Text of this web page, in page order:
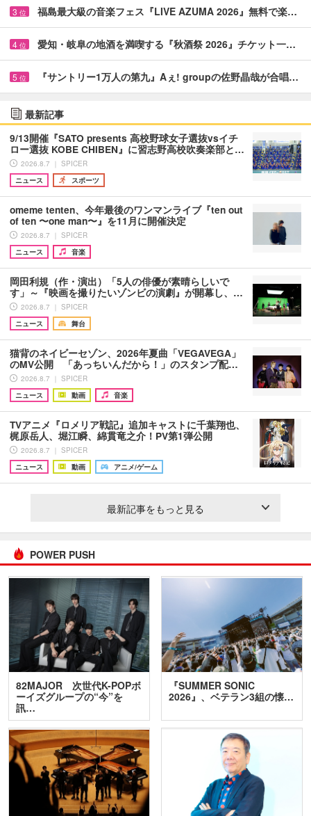
3 位 福島最大級の音楽フェス『LIVE AZUMA 2026』無料で楽…
4 位 愛知・岐阜の地酒を満喫する『秋酒祭 2026』チケット一…
5 位 『サントリー1万人の第九』Aぇ! groupの佐野晶哉が合唱…
最新記事
9/13開催『SATO presents 高校野球女子選抜vsイチ
ロー選抜 KOBE CHIBEN』に習志野高校吹奏楽部と…
2026.8.7 ｜ SPICER
ニュース
スポーツ
omeme tenten、今年最後のワンマンライブ『ten out
of ten 〜one man〜』を11月に開催決定
2026.8.7 ｜ SPICER
ニュース
音楽
岡田利規（作・演出）「5人の俳優が素晴らしいで
す」～『映画を撮りたいゾンビの演劇』が開幕し、…
2026.8.7 ｜ SPICER
ニュース
舞台
猫背のネイビーセゾン、2026年夏曲「VEGAVEGA」
のMV公開 「あっちいんだから！」のスタンプ配…
2026.8.7 ｜ SPICER
ニュース
動画 音楽
TVアニメ『ロメリア戦記』追加キャストに千葉翔也、
梶原岳人、堀江瞬、綿貫竜之介！PV第1弾公開
2026.8.7 ｜ SPICER
ニュース
動画 アニメ/ゲーム
最新記事をもっと見る
POWER PUSH
82MAJOR 次世代K-POPボ
ーイズグループの“今”を
訊…
『SUMMER SONIC
2026』、ベテラン3組の懐…